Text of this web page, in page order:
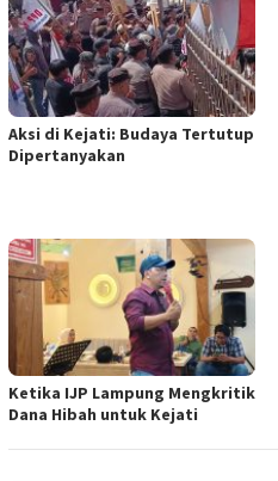
Aksi di Kejati: Budaya Tertutup
Dipertanyakan
Ketika IJP Lampung Mengkritik
Dana Hibah untuk Kejati